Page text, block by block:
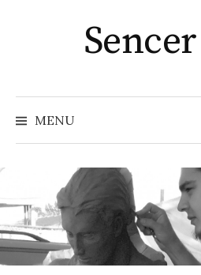
Sencer
MENU